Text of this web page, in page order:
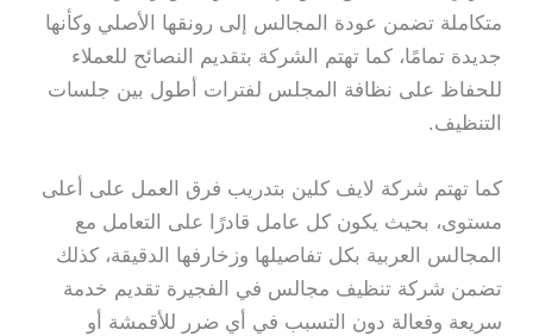
متكاملة تضمن عودة المجالس إلى رونقها الأصلي وكأنها
جديدة تمامًا، كما تهتم الشركة بتقديم النصائح للعملاء
للحفاظ على نظافة المجلس لفترات أطول بين جلسات
التنظيف.
كما تهتم شركة لايف كلين بتدريب فرق العمل على أعلى
مستوى، بحيث يكون كل عامل قادرًا على التعامل مع
المجالس العربية بكل تفاصيلها وزخارفها الدقيقة، كذلك
تضمن شركة تنظيف مجالس في الفجيرة تقديم خدمة
سريعة وفعالة دون التسبب في أي ضرر للأقمشة أو